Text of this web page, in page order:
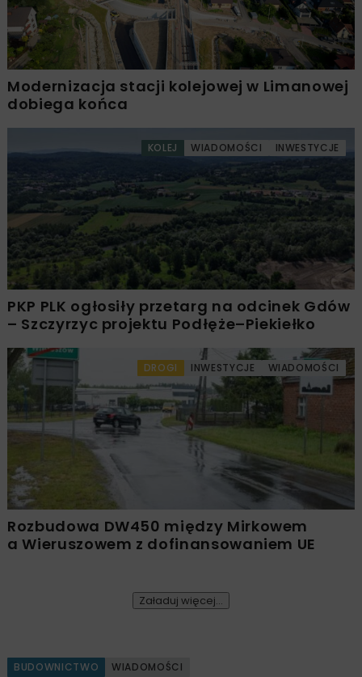
Modernizacja stacji kolejowej w Limanowej
dobiega końca
KOLEJ WIADOMOŚCI INWESTYCJE
PKP PLK ogłosiły przetarg na odcinek Gdów
– Szczyrzyc projektu Podłęże–Piekiełko
DROGI INWESTYCJE WIADOMOŚCI
Rozbudowa DW450 między Mirkowem
a Wieruszowem z dofinansowaniem UE
Załaduj więcej...
BUDOWNICTWO WIADOMOŚCI